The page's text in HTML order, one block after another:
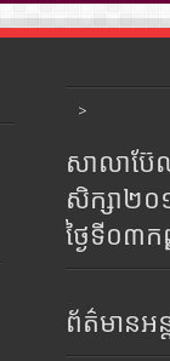
>
សាលាប៊ែ
សិក្សា២
ថ្ងៃទី០៣
ព័ត៌មានអន្